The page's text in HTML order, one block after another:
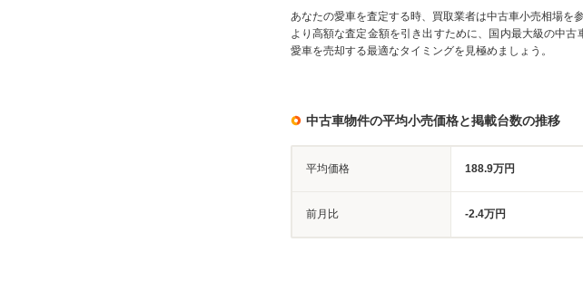
あなたの愛車を査定する時、買取業者は中古車小売相場を参
より高額な査定金額を引き出すために、国内最大級の中
愛車を売却する最適なタイミングを見極めましょう。
中古車物件の平均小売価格と掲載台数の推移
平均価格 188.9万円
前月比 -2.4万円